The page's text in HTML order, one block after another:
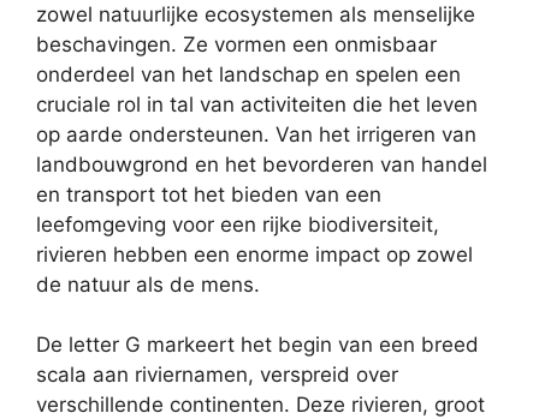
zowel natuurlijke ecosystemen als menselijke
beschavingen. Ze vormen een onmisbaar
onderdeel van het landschap en spelen een
cruciale rol in tal van activiteiten die het leven
op aarde ondersteunen. Van het irrigeren van
landbouwgrond en het bevorderen van handel
en transport tot het bieden van een
leefomgeving voor een rijke biodiversiteit,
rivieren hebben een enorme impact op zowel
de natuur als de mens.
De letter G markeert het begin van een breed
scala aan riviernamen, verspreid over
verschillende continenten. Deze rivieren, groot